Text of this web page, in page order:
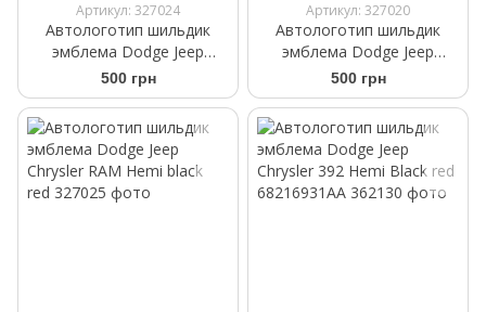
Артикул: 327024
Автологотип шильдик
эмблема Dodge Jeep
Chrysler RAM Hemi red
chrom
500 грн
Артикул: 327020
Автологотип шильдик
эмблема Dodge Jeep
Chrysler RAM Hemi black
Emblems 327020
500 грн